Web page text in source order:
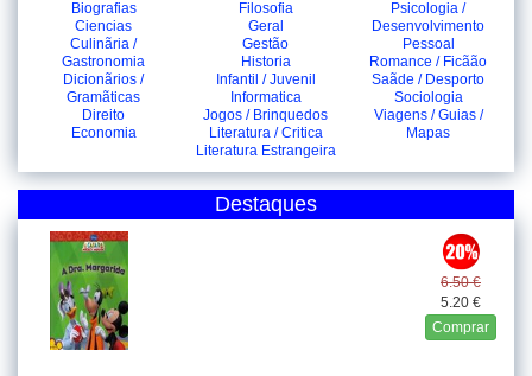
Biografias
Ciencias
Culinãria /
Gastronomia
Dicionãrios /
Gramãticas
Direito
Economia
Filosofia
Geral
Gestão
Historia
Infantil / Juvenil
Informatica
Jogos / Brinquedos
Literatura / Critica
Literatura Estrangeira
Psicologia /
Desenvolvimento
Pessoal
Romance / Ficãão
Saãde / Desporto
Sociologia
Viagens / Guias /
Mapas
Destaques
6.50 €
5.20 €
Comprar